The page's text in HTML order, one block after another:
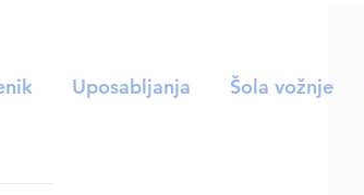
Uposabljanja Šola vožnje